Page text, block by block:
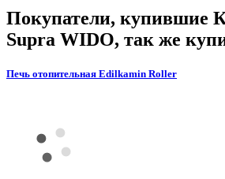
Покупатели, купившие
Supra WIDO, так же
Печь отопительная Edilkamin Roller